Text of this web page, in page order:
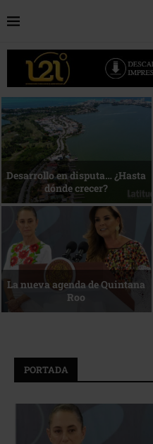
Bottega, un viaje servido a la
mesa
Reconocimiento de viajeros
PORTADA